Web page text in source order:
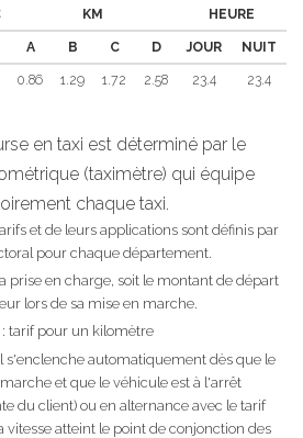
KM HEURE
A B C D JOUR NUIT
0.86 1.29 1.72 2.58 23.4 23.4
en taxi est déterminé par le
(taximètre) qui équipe
chaque taxi.
et de leurs applications sont définis par
pour chaque département.
prise en charge, soit le montant de départ
lors de sa mise en marche.
: tarif pour un kilomètre
s'enclenche automatiquement dès que le
et que le véhicule est à l'arrêt
du client) ou en alternance avec le tarif
atteint le point de conjonction des